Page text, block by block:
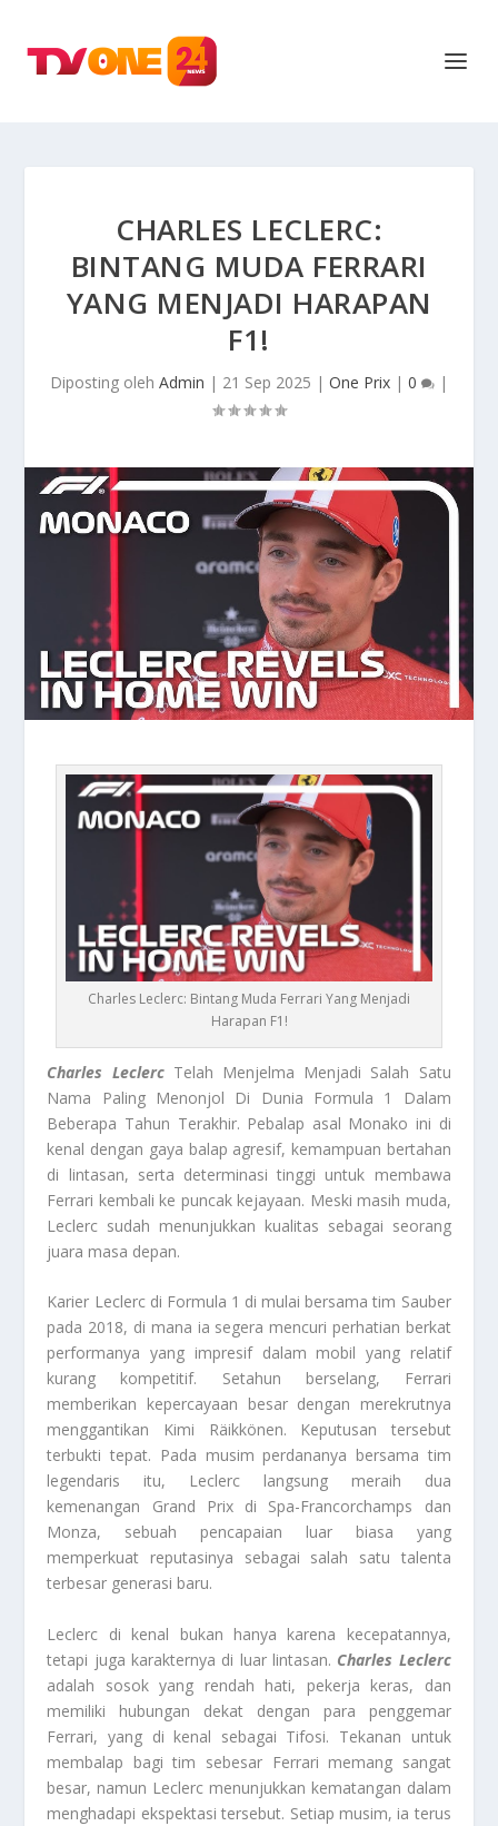
CHARLES LECLERC:
BINTANG MUDA FERRARI
YANG MENJADI HARAPAN
F1!
Diposting oleh Admin | 21 Sep 2025 | One Prix | 0 |
Charles Leclerc: Bintang Muda Ferrari Yang Menjadi
Harapan F1!
Charles LeclercTelah Menjelma Menjadi Salah Satu
Nama Paling Menonjol Di Dunia Formula 1 Dalam
Beberapa Tahun Terakhir. Pebalap asal Monako ini di
kenal dengan gaya balap agresif, kemampuan bertahan
di lintasan, serta determinasi tinggi untuk membawa
Ferrari kembali ke puncak kejayaan. Meski masih muda,
Leclerc sudah menunjukkan kualitas sebagai seorang
juara masa depan.
Karier Leclerc di Formula 1 di mulai bersama tim Sauber
pada 2018, di mana ia segera mencuri perhatian berkat
performanya yang impresif dalam mobil yang relatif
kurang kompetitif. Setahun berselang, Ferrari
memberikan kepercayaan besar dengan merekrutnya
menggantikan Kimi Räikkönen. Keputusan tersebut
terbukti tepat. Pada musim perdananya bersama tim
legendaris itu, Leclerc langsung meraih dua
kemenangan Grand Prix di Spa-Francorchamps dan
Monza, sebuah pencapaian luar biasa yang
memperkuat reputasinya sebagai salah satu talenta
terbesar generasi baru.
Leclerc di kenal bukan hanya karena kecepatannya,
tetapi juga karakternya di luar lintasan. Charles Leclerc
adalah sosok yang rendah hati, pekerja keras, dan
memiliki hubungan dekat dengan para penggemar
Ferrari, yang di kenal sebagai Tifosi. Tekanan untuk
membalap bagi tim sebesar Ferrari memang sangat
besar, namun Leclerc menunjukkan kematangan dalam
menghadapi ekspektasi tersebut. Setiap musim, ia terus